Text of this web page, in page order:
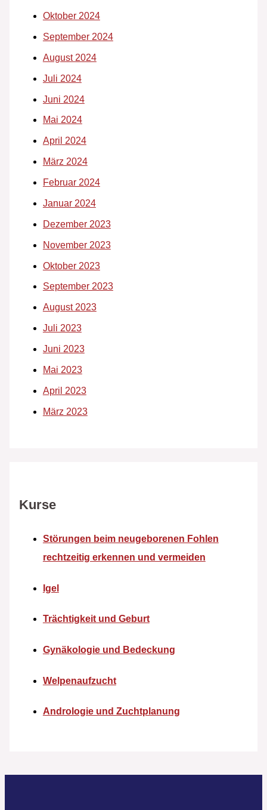
Oktober 2024
September 2024
August 2024
Juli 2024
Juni 2024
Mai 2024
April 2024
März 2024
Februar 2024
Januar 2024
Dezember 2023
November 2023
Oktober 2023
September 2023
August 2023
Juli 2023
Juni 2023
Mai 2023
April 2023
März 2023
Kurse
Störungen beim neugeborenen Fohlen
rechtzeitig erkennen und vermeiden
Igel
Trächtigkeit und Geburt
Gynäkologie und Bedeckung
Welpenaufzucht
Andrologie und Zuchtplanung